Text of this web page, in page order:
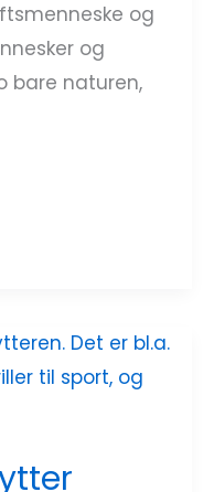
og
og
bare naturen,